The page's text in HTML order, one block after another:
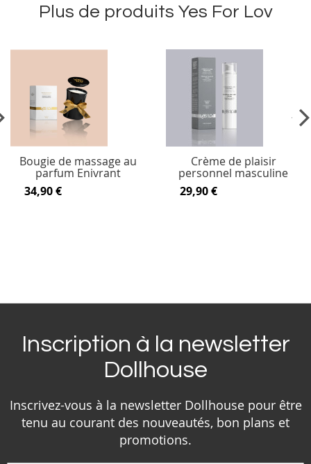
Plus de produits Yes For Lov
Bougie de massage au
parfum Enivrant
34,90 €
Crème de plaisir
personnel masculine
29,90 €
Inscription à la newsletter
Dollhouse
Inscrivez-vous à la newsletter Dollhouse pour être
tenu au courant des nouveautés, bon plans et
promotions.